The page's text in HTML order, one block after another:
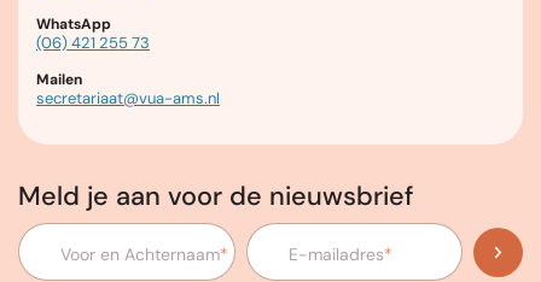
WhatsApp
(06) 421 255 73
Mailen
secretariaat@vua-ams.nl
Meld je aan voor de nieuwsbrief
Voor en Achternaam* E-mailadres*